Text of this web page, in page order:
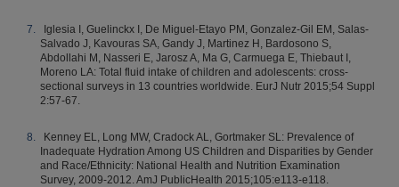
Iglesia I, Guelinckx I, De Miguel-Etayo PM, Gonzalez-Gil EM, Salas-
Salvado J, Kavouras SA, Gandy J, Martinez H, Bardosono S,
Abdollahi M, Nasseri E, Jarosz A, Ma G, Carmuega E, Thiebaut I,
Moreno LA: Total fluid intake of children and adolescents: cross-
sectional surveys in 13 countries worldwide. EurJ Nutr 2015;54 Suppl
2:57-67.
Kenney EL, Long MW, Cradock AL, Gortmaker SL: Prevalence of
Inadequate Hydration Among US Children and Disparities by Gender
and Race/Ethnicity: National Health and Nutrition Examination
Survey, 2009-2012. AmJ PublicHealth 2015;105:e113-e118.